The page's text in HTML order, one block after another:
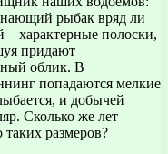
рыбак вряд ли
– характерные полоски,
придают
облик. В
попадаются мелкие
и добычей
Сколько же лет
размеров?